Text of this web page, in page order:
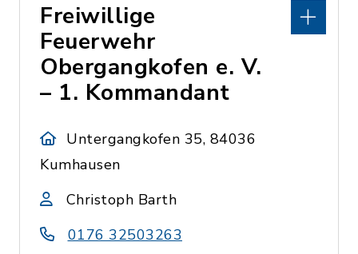
Freiwillige
Feuerwehr
Obergangkofen e. V.
– 1. Kommandant
Untergangkofen 35, 84036
Kumhausen
Christoph Barth
0176 32503263